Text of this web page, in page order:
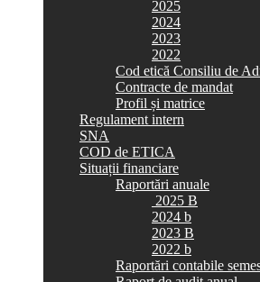
2025
2024
2023
2022
Cod etică Consiliu de
Contracte de mandat
Profil și matrice
Regulament intern
SNA
COD de ETICA
Situații financiare
Raportări anuale
2025 B
2024 b
2023 B
2022 b
Raportări contabile